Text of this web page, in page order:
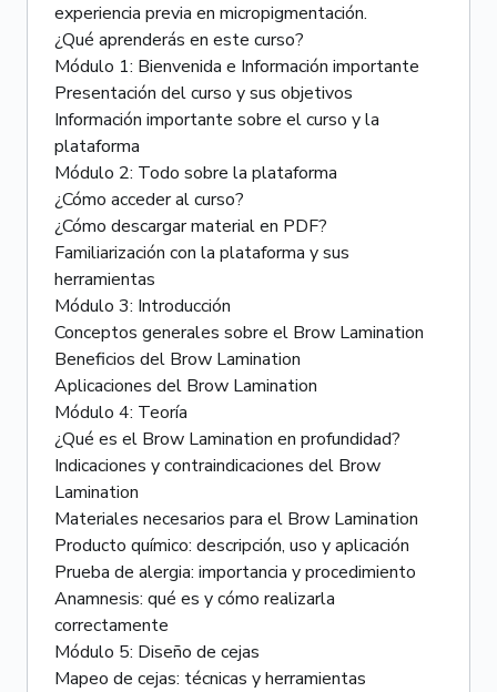
experiencia previa en micropigmentación.
¿Qué aprenderás en este curso?
Módulo 1: Bienvenida e Información importante
Presentación del curso y sus objetivos
Información importante sobre el curso y la
plataforma
Módulo 2: Todo sobre la plataforma
¿Cómo acceder al curso?
¿Cómo descargar material en PDF?
Familiarización con la plataforma y sus
herramientas
Módulo 3: Introducción
Conceptos generales sobre el Brow Lamination
Beneficios del Brow Lamination
Aplicaciones del Brow Lamination
Módulo 4: Teoría
¿Qué es el Brow Lamination en profundidad?
Indicaciones y contraindicaciones del Brow
Lamination
Materiales necesarios para el Brow Lamination
Producto químico: descripción, uso y aplicación
Prueba de alergia: importancia y procedimiento
Anamnesis: qué es y cómo realizarla
correctamente
Módulo 5: Diseño de cejas
Mapeo de cejas: técnicas y herramientas